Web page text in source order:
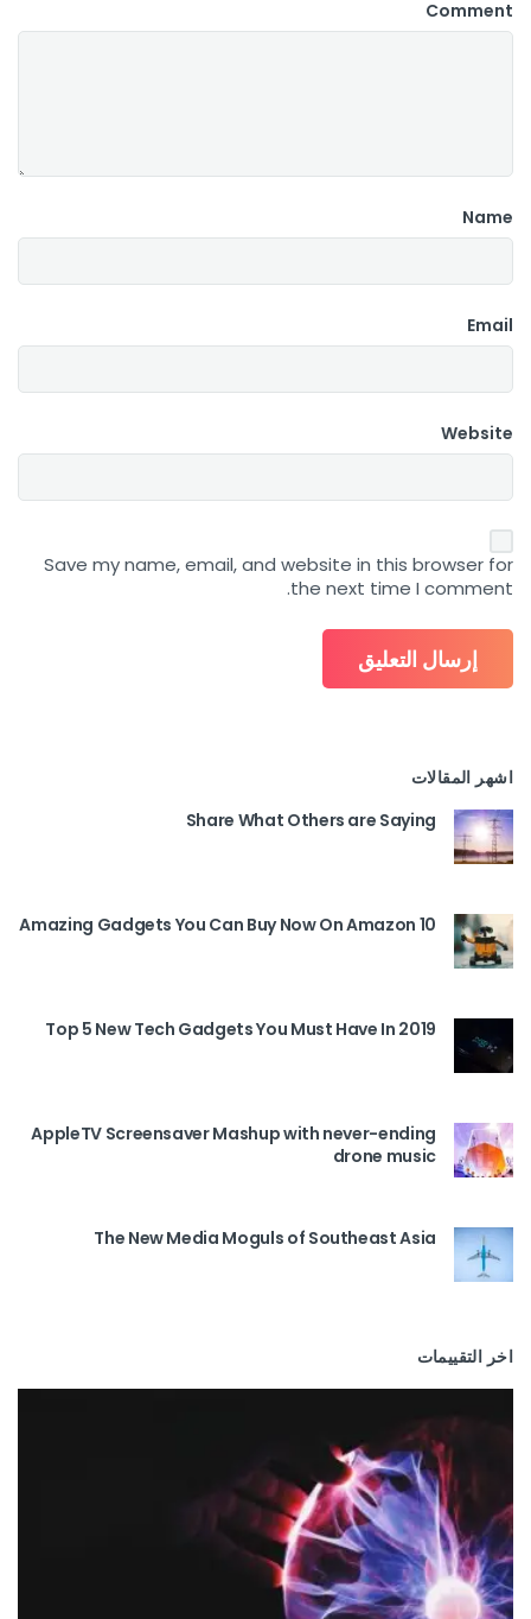
Comment
Name
Email
Website
Save my name, email, and website in this browser for
the next time I comment.
اشهر المقالات
Share What Others are Saying
10 Amazing Gadgets You Can Buy Now On Amazon
Top 5 New Tech Gadgets You Must Have In 2019
AppleTV Screensaver Mashup with never-ending
drone music
The New Media Moguls of Southeast Asia
اخر التقييمات